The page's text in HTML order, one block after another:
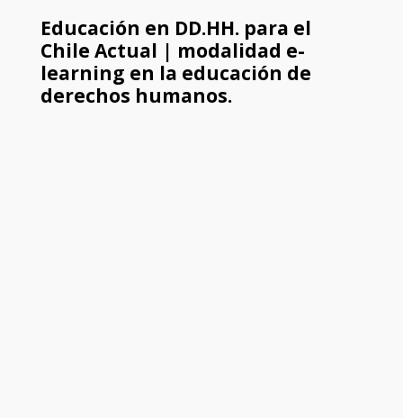
Educación en DD.HH. para el
Chile Actual | modalidad e-
learning en la educación de
derechos humanos.